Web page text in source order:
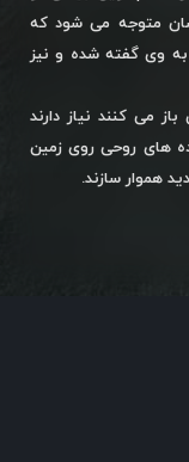
متوجه می شود که
به وی گفته شده و نیز
می کنند نیاز دارند
های روحی روی زمین
هموار سازند.